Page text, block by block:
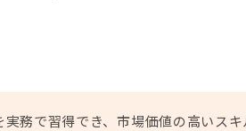
務で習得でき、市場価値の高いス